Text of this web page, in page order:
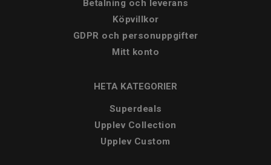
Betalning och leverans
Köpvillkor
GDPR och personuppgifter
Mitt konto
HETA KATEGORIER
Superdeals
Upplev Collection
Upplev Custom